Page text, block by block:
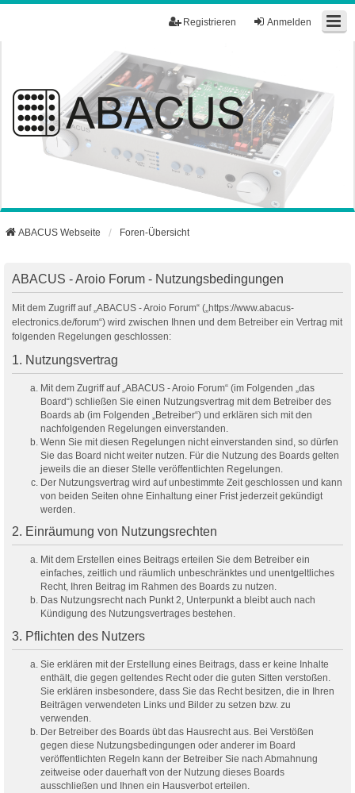
Anmelden
Registrieren
ABACUS Webseite Foren-Übersicht
ABACUS - Aroio Forum - Nutzungsbedingungen
Mit dem Zugriff auf „ABACUS - Aroio Forum“ („https://www.abacus-
electronics.de/forum“) wird zwischen Ihnen und dem Betreiber ein Vertrag mit
folgenden Regelungen geschlossen:
1. Nutzungsvertrag
Mit dem Zugriff auf „ABACUS - Aroio Forum“ (im Folgenden „das
Board“) schließen Sie einen Nutzungsvertrag mit dem Betreiber des
Boards ab (im Folgenden „Betreiber“) und erklären sich mit den
nachfolgenden Regelungen einverstanden.
Wenn Sie mit diesen Regelungen nicht einverstanden sind, so dürfen
Sie das Board nicht weiter nutzen. Für die Nutzung des Boards gelten
jeweils die an dieser Stelle veröffentlichten Regelungen.
Der Nutzungsvertrag wird auf unbestimmte Zeit geschlossen und kann
von beiden Seiten ohne Einhaltung einer Frist jederzeit gekündigt
werden.
2. Einräumung von Nutzungsrechten
Mit dem Erstellen eines Beitrags erteilen Sie dem Betreiber ein
einfaches, zeitlich und räumlich unbeschränktes und unentgeltliches
Recht, Ihren Beitrag im Rahmen des Boards zu nutzen.
Das Nutzungsrecht nach Punkt 2, Unterpunkt a bleibt auch nach
Kündigung des Nutzungsvertrages bestehen.
3. Pflichten des Nutzers
Sie erklären mit der Erstellung eines Beitrags, dass er keine Inhalte
enthält, die gegen geltendes Recht oder die guten Sitten verstoßen.
Sie erklären insbesondere, dass Sie das Recht besitzen, die in Ihren
Beiträgen verwendeten Links und Bilder zu setzen bzw. zu
verwenden.
Der Betreiber des Boards übt das Hausrecht aus. Bei Verstößen
gegen diese Nutzungsbedingungen oder anderer im Board
veröffentlichten Regeln kann der Betreiber Sie nach Abmahnung
zeitweise oder dauerhaft von der Nutzung dieses Boards
ausschließen und Ihnen ein Hausverbot erteilen.